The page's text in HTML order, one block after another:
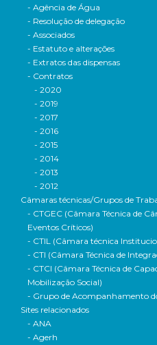
- Agência de Água
- Resolução de delegação
- Associados
- Estatuto e alterações
- Extratos das dispensas
- Contratos
- 2020
- 2019
- 2017
- 2016
- 2015
- 2014
- 2013
- 2012
Câmaras técnicas/Grupos de
- CTGEC (Câmara Técnica de
Eventos Críticos)
- CTIL (Câmara técnica
- CTI (Câmara Técnica de
- CTCI (Câmara Técnica de
Mobilização Social)
- Grupo de Acompanhamento
Sites relacionados
- ANA
- Agerh